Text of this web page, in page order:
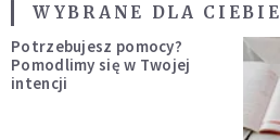
WYBRANE DLA CIEBIE
Potrzebujesz pomocy?
Pomodlimy się w Twojej
intencji